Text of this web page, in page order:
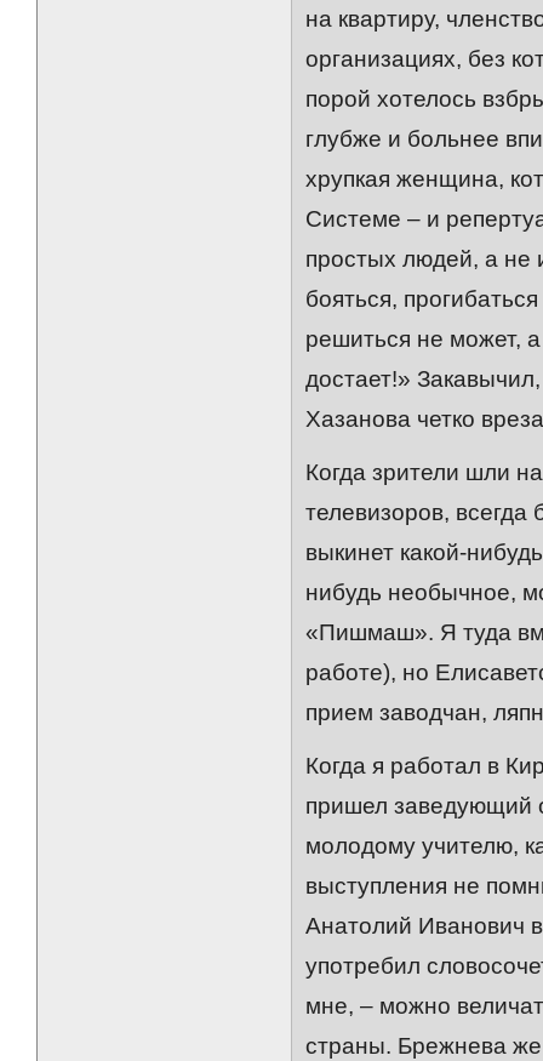
на квартиру,
организациях, без
порой хотелось
глубже и больнее
хрупкая женщина,
Системе – и
простых людей, а не
бояться,
решиться не может,
достает!»
Хазанова четко
Когда зрители шли
телевизоров,
выкинет какой-
нибудь необычное,
«Пишмаш». Я туда
работе), но
прием заводчан,
Когда я работал в
пришел заведующий
молодому учителю,
выступления не
Анатолий Иванович
употребил
мне, – можно
страны. Брежнева же